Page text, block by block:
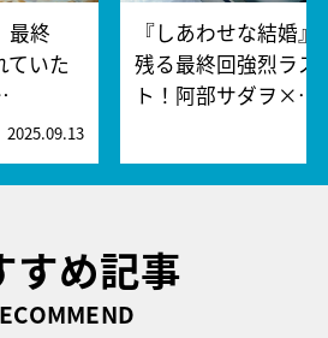
最終
ていた
2025.09.13
『しあわせな結婚』
残る最終回強烈ラス
ト！阿部サダヲ×…
すめ記事